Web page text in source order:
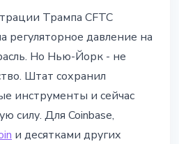
Трампа CFTC
регуляторное давление на
Но Нью-Йорк - не
Штат сохранил
инструменты и сейчас
силу. Для Coinbase,
и десятками других